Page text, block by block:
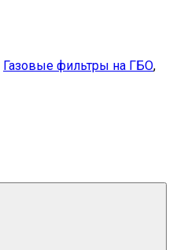
Газовые фильтры на ГБО,